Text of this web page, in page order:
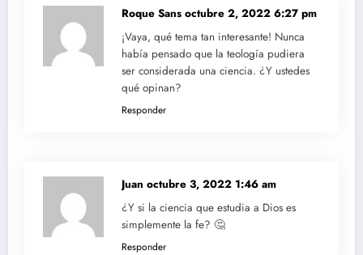
Roque Sans octubre 2, 2022 6:27 pm
¡Vaya, qué tema tan interesante! Nunca
había pensado que la teología pudiera
ser considerada una ciencia. ¿Y ustedes
qué opinan?
Responder
Juan octubre 3, 2022 1:46 am
¿Y si la ciencia que estudia a Dios es
simplemente la fe? 🤔
Responder